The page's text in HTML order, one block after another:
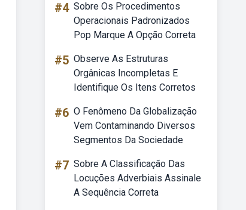
#4 Sobre Os Procedimentos
Operacionais Padronizados
Pop Marque A Opção Correta
#5 Observe As Estruturas
Orgânicas Incompletas E
Identifique Os Itens Corretos
#6 O Fenômeno Da Globalização
Vem Contaminando Diversos
Segmentos Da Sociedade
#7 Sobre A Classificação Das
Locuções Adverbiais Assinale
A Sequência Correta